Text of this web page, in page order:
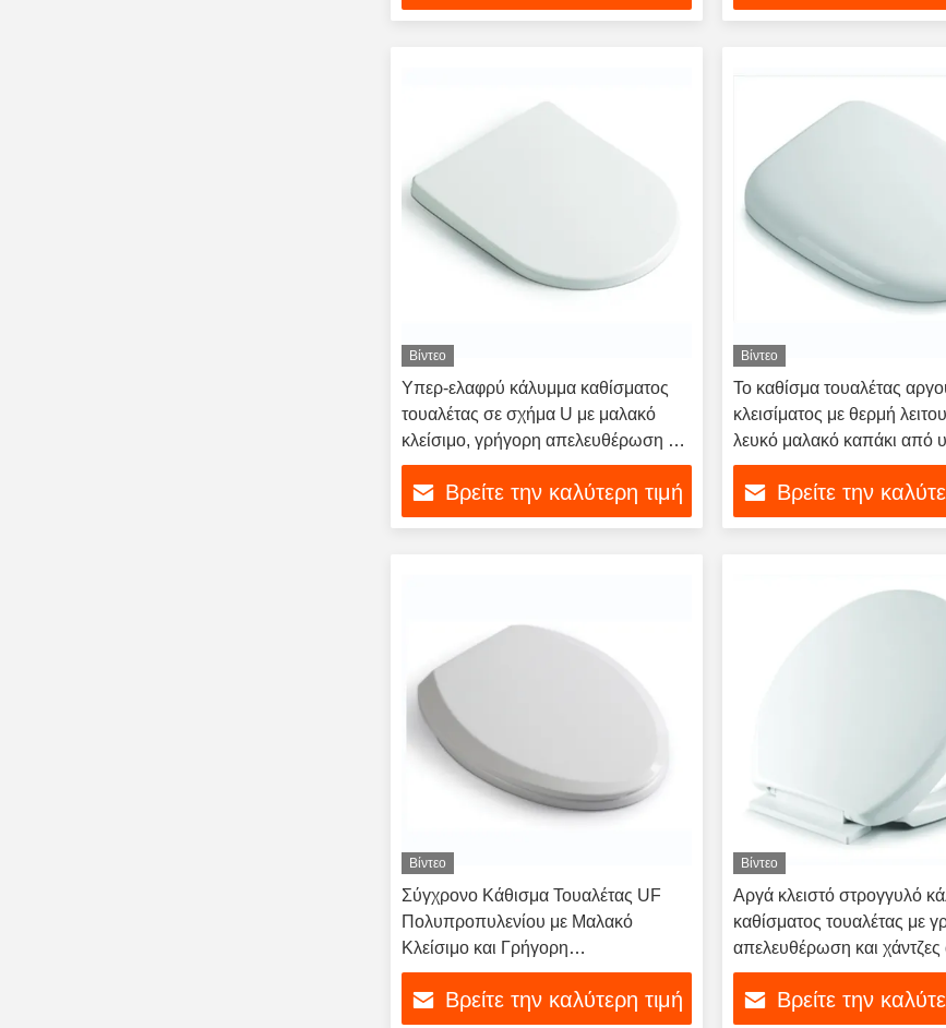
Βίντεο
Υπερ-ελαφρύ κάλυμμα καθίσματος
τουαλέτας σε σχήμα U με μαλακό
κλείσιμο, γρήγορη απελευθέρωση και
χάντζελ από ανοξείδωτο χάλυβα για
σύγχρονα μπάνια
Βρείτε την καλύτερη τιμή
Βίντεο
Το καθίσμα τουαλέτας
κλεισίματος με θερμή
λευκό μαλακό καπάκι από
Βρείτε την
Βίντεο
Σύγχρονο Κάθισμα Τουαλέτας UF
Πολυπροπυλενίου με Μαλακό
Κλείσιμο και Γρήγορη
Απελευθέρωση, Βιώσιμο
Βρείτε την καλύτερη τιμή
Βίντεο
Αργά κλειστό στρογγυλό
καθίσματος τουαλέτας με
απελευθέρωση και
ανοξείδωτο χάλυβα
Βρείτε την